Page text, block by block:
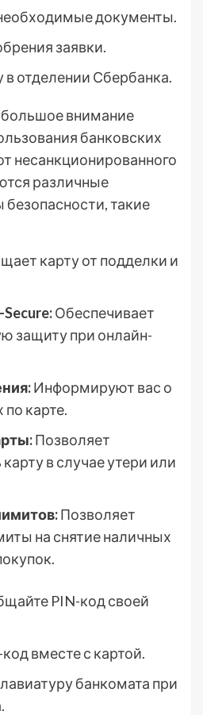
документы.
заявки.
в отделении Сбербанка.
внимание
банковских
несанкционированного
различные
такие
карту от подделки и
Обеспечивает
защиту при онлайн-
Информируют вас о
по карте.
Позволяет
в случае утери или
Позволяет
на снятие наличных
PIN-код своей
вместе с картой.
банкомата при